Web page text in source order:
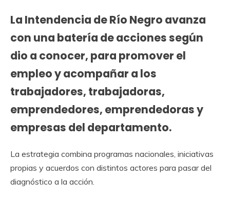
La Intendencia de Río Negro avanza
con una batería de acciones según
dio a conocer, para promover el
empleo y acompañar a los
trabajadores, trabajadoras,
emprendedores, emprendedoras y
empresas del departamento.
La estrategia combina programas nacionales, iniciativas
propias y acuerdos con distintos actores para pasar del
diagnóstico a la acción.